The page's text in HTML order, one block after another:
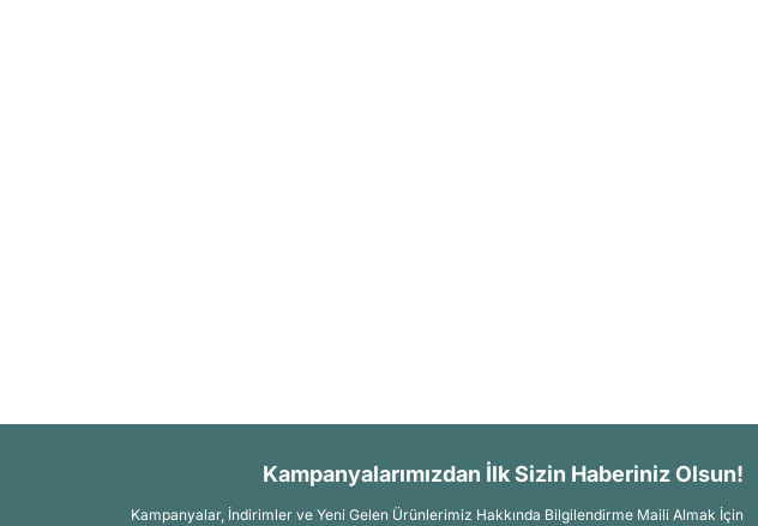
Kampanyalarımızdan İlk Sizin Haberiniz Olsun!
Kampanyalar, İndirimler ve Yeni Gelen Ürünlerimiz Hakkında Bilgilendirme Maili Almak İçin